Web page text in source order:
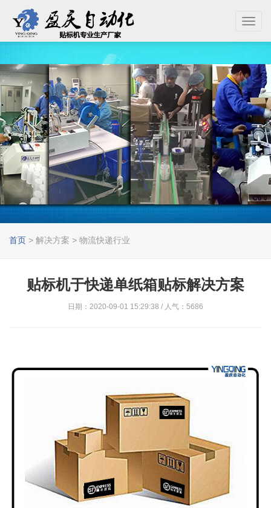
首页 > 解决方案 > 物流快递行业
贴标机于快递单纸箱贴标解决方案
日期：2020-09-01 15:29:38 / 人气：5686